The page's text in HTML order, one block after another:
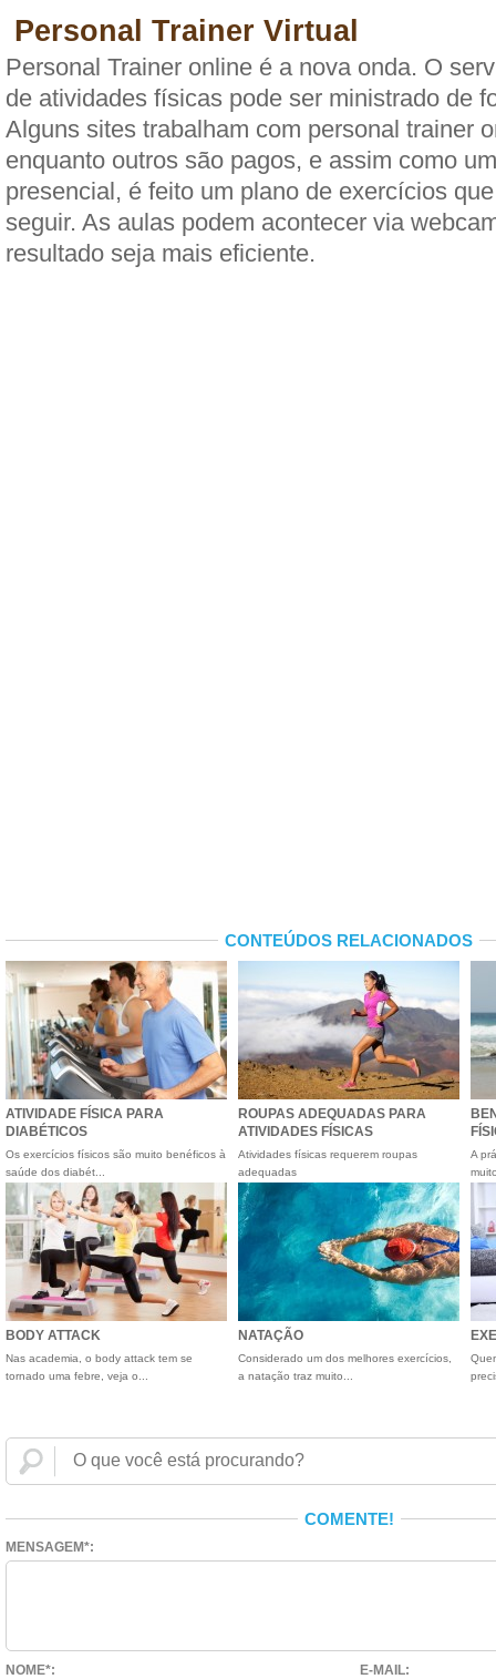
Personal Trainer Virtual
Personal Trainer online é a nova onda. O
de atividades físicas pode ser ministrado de
Alguns sites trabalham com personal trainer
enquanto outros são pagos, e assim como
presencial, é feito um plano de exercícios
seguir. As aulas podem acontecer via
resultado seja mais eficiente.
CONTEÚDOS RELACIONADOS
ATIVIDADE FÍSICA PARA
DIABÉTICOS
Os exercícios físicos são muito benéficos à
saúde dos diabét...
ROUPAS ADEQUADAS PARA
ATIVIDADES FÍSICAS
Atividades físicas requerem roupas
adequadas
A
BODY ATTACK
Nas academia, o body attack tem se
tornado uma febre, veja o...
NATAÇÃO
Considerado um dos melhores exercícios,
a natação traz muito...
COMENTE!
MENSAGEM*:
NOME*: E-MAIL: